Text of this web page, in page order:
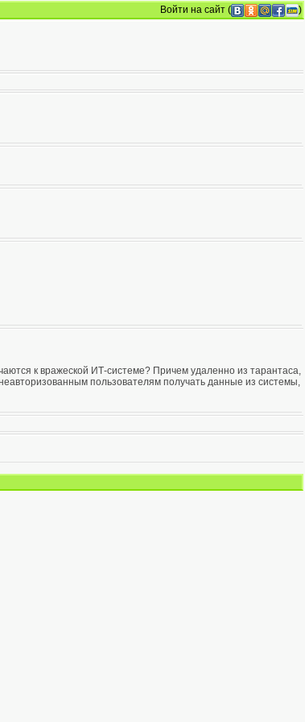
Войти на сайт (
)
к вражеской ИТ-системе? Причем удаленно из тарантаса,
пользователям получать данные из системы,